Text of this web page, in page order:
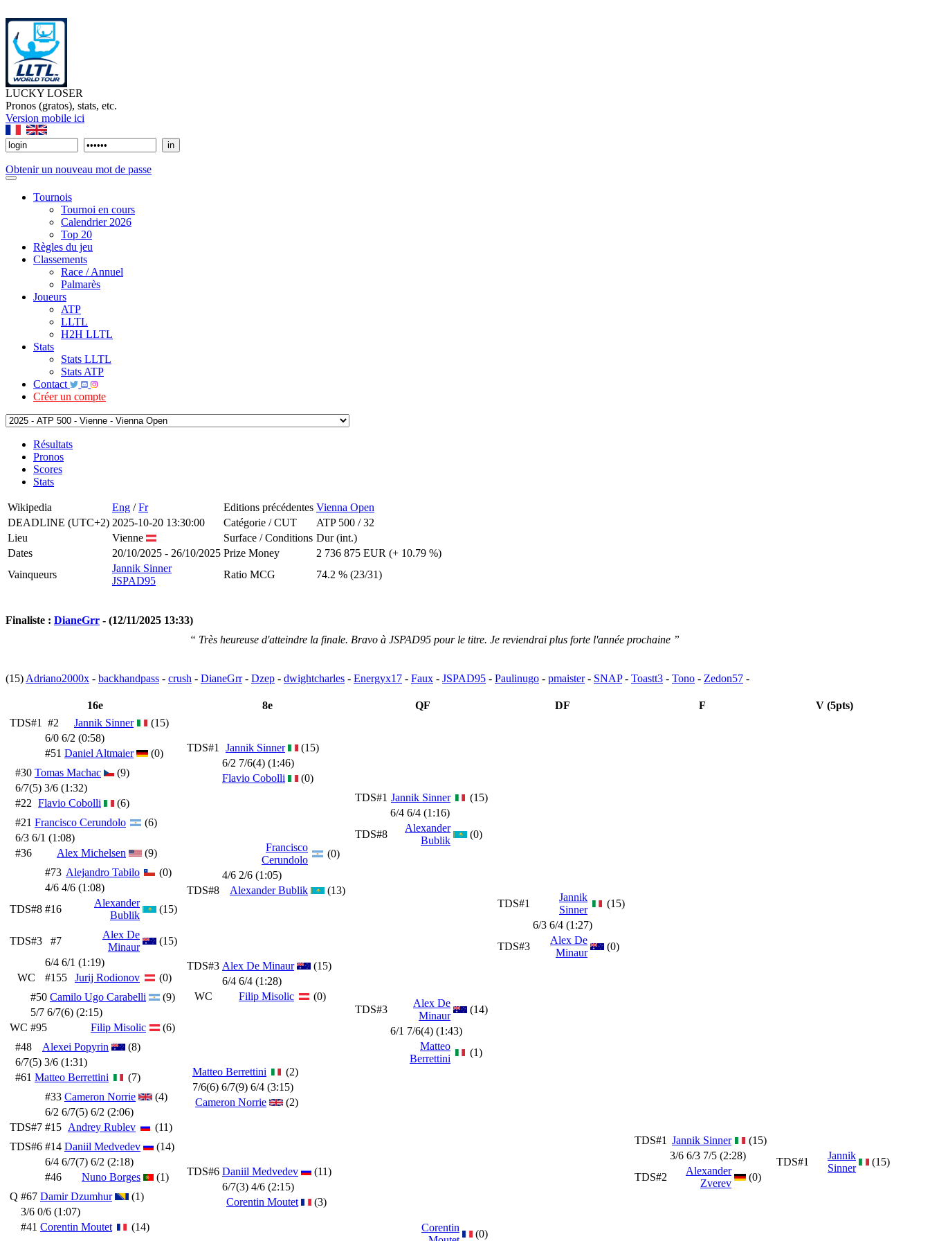
LUCKY LOSER
Pronos (gratos), stats, etc.
Version mobile ici
Obtenir un nouveau mot de passe
Tournois
Tournoi en cours
Calendrier 2026
Top 20
Règles du jeu
Classements
Race / Annuel
Palmarès
Joueurs
ATP
LLTL
H2H LLTL
Stats
Stats LLTL
Stats ATP
Contact
Créer un compte
Résultats
Pronos
Scores
Stats
Wikipedia Eng /Fr Editions précédentes Vienna Open
DEADLINE (UTC+2) 2025-10-20 13:30:00 Catégorie / CUT
ATP 500 / 32
Lieu
Vienne Surface / Conditions Dur (int.)
Dates
20/10/2025 - 26/10/2025 Prize Money
2 736 875 EUR (+ 10.79 %)
Vainqueurs
Jannik Sinner
JSPAD95
Ratio MCG 74.2 % (23/31)
Finaliste : DianeGrr - (12/11/2025 13:33)
“ Très heureuse d'atteindre la finale. Bravo à JSPAD95 pour le titre. Je reviendrai plus forte l'année prochaine ”
(15) Adriano2000x - backhandpass - crush - DianeGrr- Dzep - dwightcharles - Energyx17 - Faux - JSPAD95 - Paulinugo - pmaister- SNAP- Toastt3 - Tono - Zedon57 -
16e 8e QF DF F
V (5pts)
TDS#1
#2 Jannik Sinner
(15)
6/0 6/2 (0:58)
#51 Daniel Altmaier (0) TDS#1 Jannik Sinner
(15)
6/2 7/6(4) (1:46)
Flavio Cobolli
(0)
TDS#1 Jannik Sinner
(15)
6/4 6/4 (1:16)
TDS#8
Alexander
Bublik
(0)
TDS#1
Jannik
Sinner
(15)
6/3 6/4 (1:27)
TDS#3
Alex De
Minaur
(0)
TDS#1 Jannik Sinner
(15)
3/6 6/3 7/5 (2:28)
TDS#2
Alexander
Zverev
(0)
TDS#1
Jannik
Sinner
(15)
#30 Tomas Machac
(9)
6/7(5) 3/6 (1:32)
#22 Flavio Cobolli
(6)
#21 Francisco Cerundolo
(6)
6/3 6/1 (1:08)
#36
Alex Michelsen (9)
Francisco
Cerundolo
(0)
4/6 2/6 (1:05)
TDS#8
Alexander Bublik (13)
#73 Alejandro Tabilo
(0)
4/6 4/6 (1:08)
TDS#8 #16
Alexander
Bublik
(15)
TDS#3 #7
Alex De
Minaur
(15)
6/4 6/1 (1:19)
WC
#155 Jurij Rodionov (0)
TDS#3 Alex De Minaur
(15)
6/4 6/4 (1:28)
WC
Filip Misolic
(0)
TDS#3
Alex De
Minaur
(14)
6/1 7/6(4) (1:43)
Matteo
Berrettini
(1)
#50 Camilo Ugo Carabelli
(9)
5/7 6/7(6) (2:15)
WC #95 Filip Misolic
(6)
#48
Alexei Popyrin
(8)
6/7(5) 3/6 (1:31)
#61 Matteo Berrettini (7) Matteo Berrettini
(2)
7/6(6) 6/7(9) 6/4 (3:15)
Cameron Norrie
(2)
#33 Cameron Norrie
(4)
6/2 6/7(5) 6/2 (2:06)
TDS#7 #15 Andrey Rublev
(11)
TDS#6 #14 Daniil Medvedev
(14)
6/4 6/7(7) 6/2 (2:18)
#46
Nuno Borges (1) TDS#6 Daniil Medvedev
(11)
6/7(3) 4/6 (2:15)
Corentin Moutet
(3)
Corentin
(0)
Q #67 Damir Dzumhur
(1)
3/6 0/6 (1:07)
#41 Corentin Moutet (14)